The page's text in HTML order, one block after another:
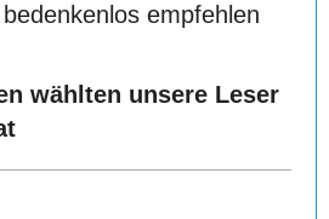
empfehlen
wählten unsere Leser